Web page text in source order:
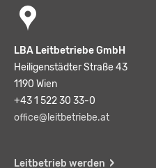
LBA Leitbetriebe GmbH
Heiligenstädter Straße 43
1190 Wien
+43 1 522 30 33-0
office@leitbetriebe.at
Leitbetrieb werden